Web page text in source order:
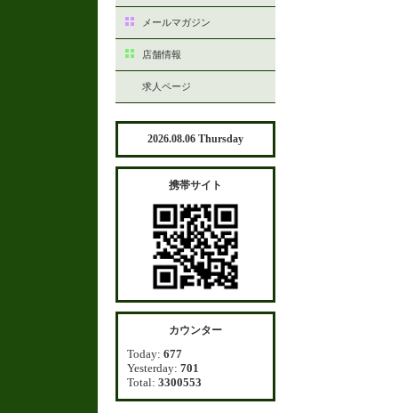
メールマガジン
店舗情報
求人ページ
2026.08.06 Thursday
携帯サイト
カウンター
Today: 677
Yesterday: 701
Total: 3300553